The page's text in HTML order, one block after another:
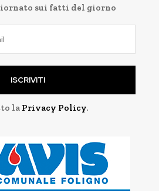
sui fatti del giorno
ISCRIVITI
la Privacy Policy.